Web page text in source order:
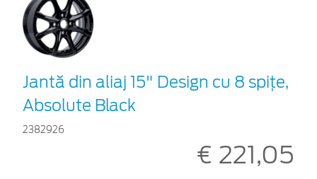
Jantă din aliaj 15" Design cu 8 spiţe,
Absolute Black
2382926
€ 221,05